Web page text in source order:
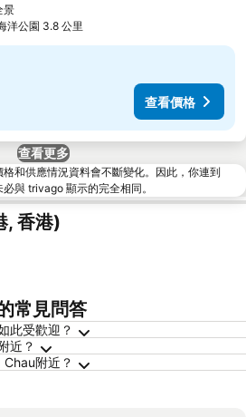
景
洋公園 3.8 公里
查看價格
查看更多
和供應情況資料會不斷變化。因此，你連到
與 trivago 顯示的完全相同。
, 香港)
常見問答
此受歡迎？
近？
附近？